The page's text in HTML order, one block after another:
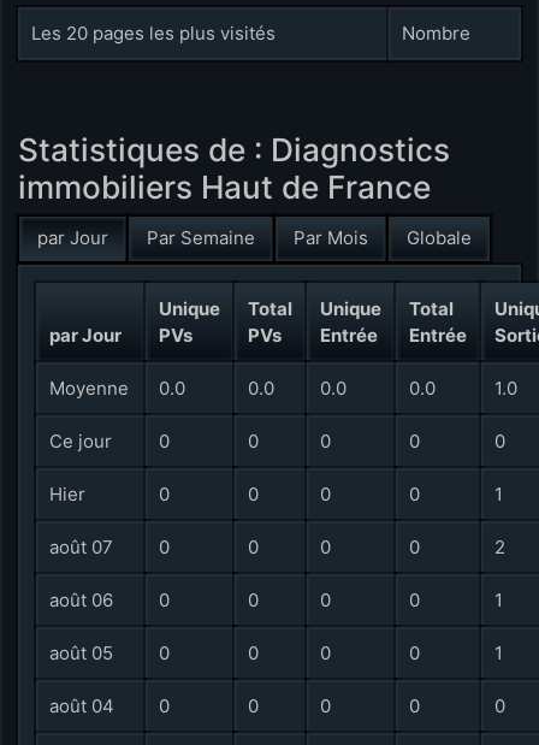
Les 20 pages les plus visités Nombre
Statistiques de : Diagnostics
immobiliers Haut de France
par Jour Par Semaine Par Mois Globale
par Jour
Unique
PVs
Total
PVs
Unique
Entrée
Total
Entrée
Moyenne 0.0 0.0 0.0 0.0 1.0
Ce jour 0 0 0 0 0
Hier 0 0 0 0 1
août 07 0 0 0 0 2
août 06 0 0 0 0 1
août 05 0 0 0 0 1
août 04 0 0 0 0 0